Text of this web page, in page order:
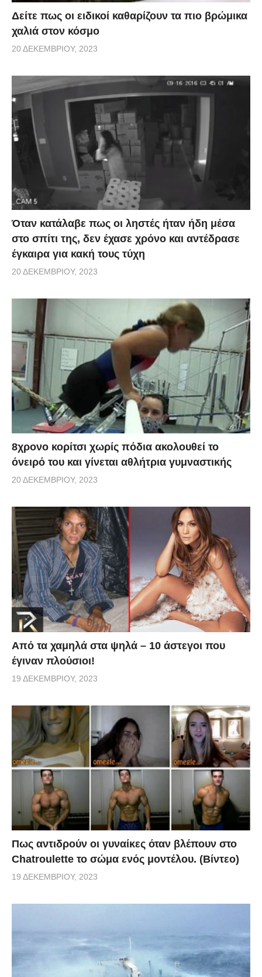
Δείτε πως οι ειδικοί καθαρίζουν τα πιο βρώμικα
χαλιά στον κόσμο
20 ΔΕΚΕΜΒΡΊΟΥ, 2023
Όταν κατάλαβε πως οι ληστές ήταν ήδη μέσα
στο σπίτι της, δεν έχασε χρόνο και αντέδρασε
έγκαιρα για κακή τους τύχη
20 ΔΕΚΕΜΒΡΊΟΥ, 2023
8χρονο κορίτσι χωρίς πόδια ακολουθεί το
όνειρό του και γίνεται αθλήτρια γυμναστικής
20 ΔΕΚΕΜΒΡΊΟΥ, 2023
Από τα χαμηλά στα ψηλά – 10 άστεγοι που
έγιναν πλούσιοι!
19 ΔΕΚΕΜΒΡΊΟΥ, 2023
Πως αντιδρούν οι γυναίκες όταν βλέπουν στο
Chatroulette το σώμα ενός μοντέλου. (Βίντεο)
19 ΔΕΚΕΜΒΡΊΟΥ, 2023